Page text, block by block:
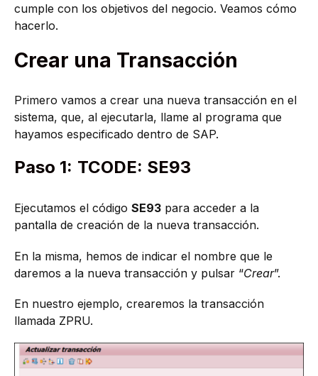
cumple con los objetivos del negocio. Veamos cómo
hacerlo.
Crear una Transacción
Primero vamos a crear una nueva transacción en el
sistema, que, al ejecutarla, llame al programa que
hayamos especificado dentro de SAP.
Paso 1: TCODE: SE93
Ejecutamos el código SE93 para acceder a la
pantalla de creación de la nueva transacción.
En la misma, hemos de indicar el nombre que le
daremos a la nueva transacción y pulsar “Crear”.
En nuestro ejemplo, crearemos la transacción
llamada ZPRU.